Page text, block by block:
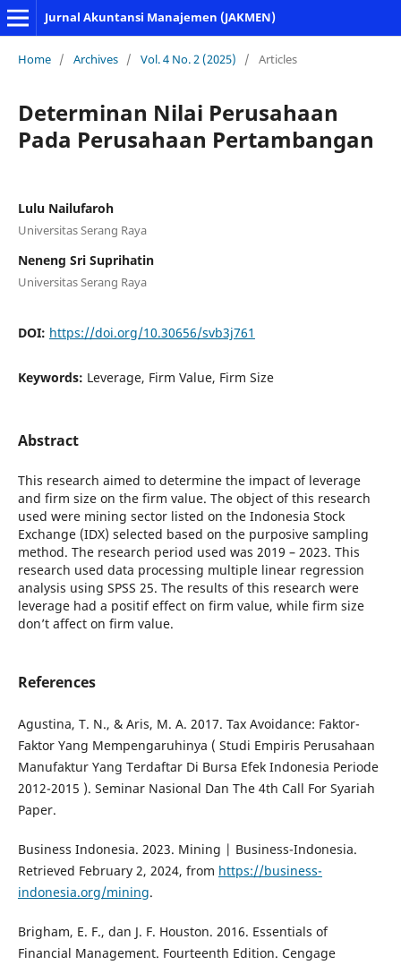
Jurnal Akuntansi Manajemen (JAKMEN)
Home / Archives / Vol. 4 No. 2 (2025) / Articles
Determinan Nilai Perusahaan
Pada Perusahaan Pertambangan
Lulu Nailufaroh
Universitas Serang Raya
Neneng Sri Suprihatin
Universitas Serang Raya
DOI: https://doi.org/10.30656/svb3j761
Keywords: Leverage, Firm Value, Firm Size
Abstract
This research aimed to determine the impact of leverage
and firm size on the firm value. The object of this research
used were mining sector listed on the Indonesia Stock
Exchange (IDX) selected based on the purposive sampling
method. The research period used was 2019 – 2023. This
research used data processing multiple linear regression
analysis using SPSS 25. The results of this research were
leverage had a positif effect on firm value, while firm size
don’t affect on firm value.
References
Agustina, T. N., & Aris, M. A. 2017. Tax Avoidance: Faktor-
Faktor Yang Mempengaruhinya ( Studi Empiris Perusahaan
Manufaktur Yang Terdaftar Di Bursa Efek Indonesia Periode
2012-2015 ). Seminar Nasional Dan The 4th Call For Syariah
Paper.
Business Indonesia. 2023. Mining | Business-Indonesia.
Retrieved February 2, 2024, from https://business-
indonesia.org/mining.
Brigham, E. F., dan J. F. Houston. 2016. Essentials of
Financial Management. Fourteenth Edition. Cengage